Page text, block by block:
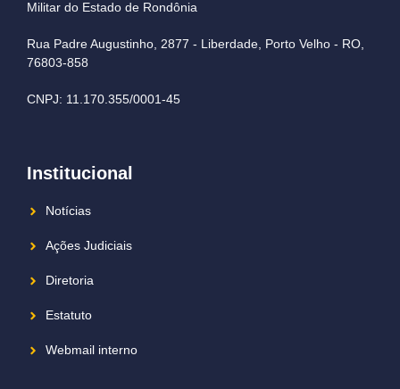
Militar do Estado de Rondônia
Rua Padre Augustinho, 2877 - Liberdade, Porto Velho - RO,
76803-858
CNPJ: 11.170.355/0001-45
Institucional
Notícias
Ações Judiciais
Diretoria
Estatuto
Webmail interno